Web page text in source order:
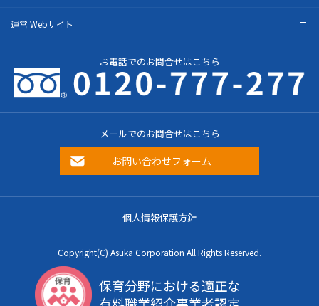
運営 Webサイト
お電話でのお問合せはこちら
メールでのお問合せはこちら
お問い合わせフォーム
個人情報保護方針
Copyright(C) Asuka Corporation All Rights Reserved.
保育分野における適正な